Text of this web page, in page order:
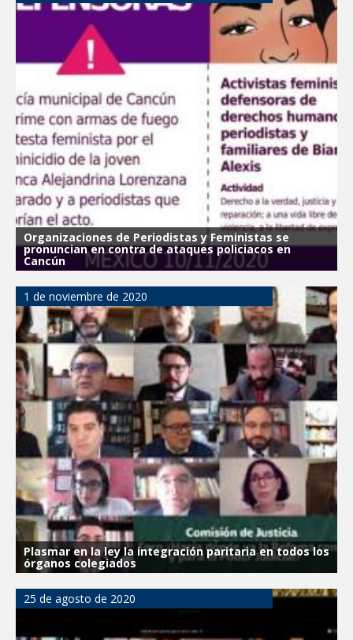
Organizaciones de Periodistas y Feministas se
pronuncian en contra de ataques policiacos en
Cancún
1 de noviembre de 2020
Plasmar en la ley la integración paritaria en todos los
órganos colegiados
25 de agosto de 2020